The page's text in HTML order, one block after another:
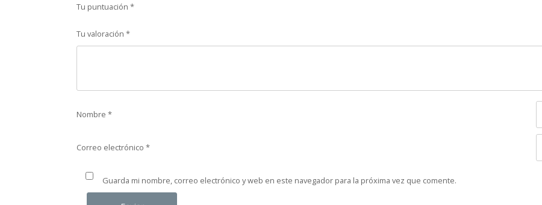
Tu puntuación *
Tu valoración *
Nombre *
Correo electrónico *
Guarda mi nombre, correo electrónico y web en este navegador para la próxima vez que comente.